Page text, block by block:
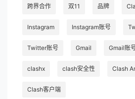
跨界合作 双11 品牌
Instagram Instagram账号
Twitter账号 Gmail Gmail账
clashx clash安全性 Clash
Clash客户端